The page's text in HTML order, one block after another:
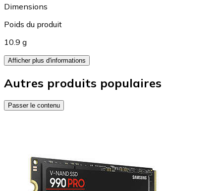
Dimensions
Poids du produit
10.9 g
Afficher plus d'informations
Autres produits populaires
Passer le contenu